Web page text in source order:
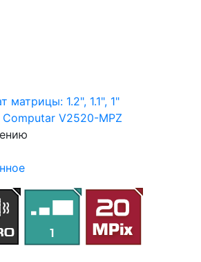
матрицы: 1.2", 1.1", 1"
Computar V2520-MPZ